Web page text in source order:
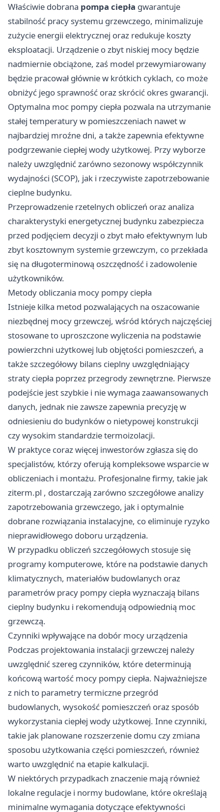
Właściwie dobrana pompa ciepła gwarantuje
stabilność pracy systemu grzewczego, minimalizuje
zużycie energii elektrycznej oraz redukuje koszty
eksploatacji. Urządzenie o zbyt niskiej mocy będzie
nadmiernie obciążone, zaś model przewymiarowany
będzie pracował głównie w krótkich cyklach, co może
obniżyć jego sprawność oraz skrócić okres gwarancji.
Optymalna moc pompy ciepła pozwala na utrzymanie
stałej temperatury w pomieszczeniach nawet w
najbardziej mroźne dni, a także zapewnia efektywne
podgrzewanie ciepłej wody użytkowej. Przy wyborze
należy uwzględnić zarówno sezonowy współczynnik
wydajności (SCOP), jak i rzeczywiste zapotrzebowanie
cieplne budynku.
Przeprowadzenie rzetelnych obliczeń oraz analiza
charakterystyki energetycznej budynku zabezpiecza
przed podjęciem decyzji o zbyt mało efektywnym lub
zbyt kosztownym systemie grzewczym, co przekłada
się na długoterminową oszczędność i zadowolenie
użytkowników.
Metody obliczania mocy pompy ciepła
Istnieje kilka metod pozwalających na oszacowanie
niezbędnej mocy grzewczej, wśród których najczęściej
stosowane to uproszczone wyliczenia na podstawie
powierzchni użytkowej lub objętości pomieszczeń, a
także szczegółowy bilans cieplny uwzględniający
straty ciepła poprzez przegrody zewnętrzne. Pierwsze
podejście jest szybkie i nie wymaga zaawansowanych
danych, jednak nie zawsze zapewnia precyzję w
odniesieniu do budynków o nietypowej konstrukcji
czy wysokim standardzie termoizolacji.
W praktyce coraz więcej inwestorów zgłasza się do
specjalistów, którzy oferują kompleksowe wsparcie w
obliczeniach i montażu. Profesjonalne firmy, takie jak
ziterm.pl , dostarczają zarówno szczegółowe analizy
zapotrzebowania grzewczego, jak i optymalnie
dobrane rozwiązania instalacyjne, co eliminuje ryzyko
nieprawidłowego doboru urządzenia.
W przypadku obliczeń szczegółowych stosuje się
programy komputerowe, które na podstawie danych
klimatycznych, materiałów budowlanych oraz
parametrów pracy pompy ciepła wyznaczają bilans
cieplny budynku i rekomendują odpowiednią moc
grzewczą.
Czynniki wpływające na dobór mocy urządzenia
Podczas projektowania instalacji grzewczej należy
uwzględnić szereg czynników, które determinują
końcową wartość mocy pompy ciepła. Najważniejsze
z nich to parametry termiczne przegród
budowlanych, wysokość pomieszczeń oraz sposób
wykorzystania ciepłej wody użytkowej. Inne czynniki,
takie jak planowane rozszerzenie domu czy zmiana
sposobu użytkowania części pomieszczeń, również
warto uwzględnić na etapie kalkulacji.
W niektórych przypadkach znaczenie mają również
lokalne regulacje i normy budowlane, które określają
minimalne wymagania dotyczące efektywności